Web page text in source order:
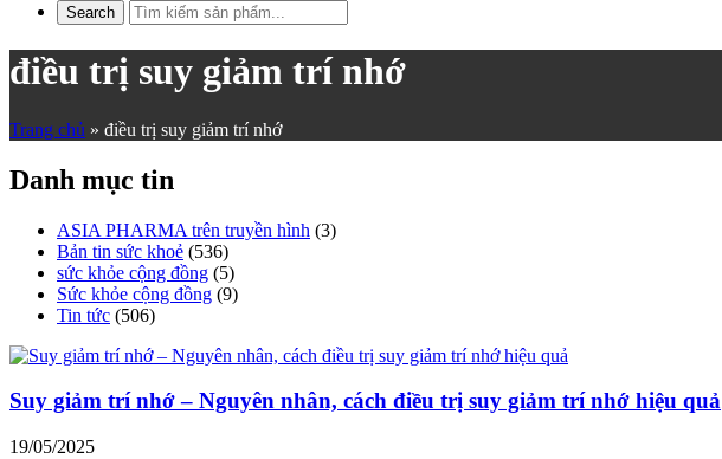
điều trị suy giảm trí nhớ
Trang chủ » điều trị suy giảm trí nhớ
Danh mục tin
ASIA PHARMA trên truyền hình (3)
Bản tin sức khoẻ (536)
sức khỏe cộng đồng (5)
Sức khỏe cộng đồng (9)
Tin tức (506)
Suy giảm trí nhớ – Nguyên nhân, cách điều trị suy giảm trí nhớ hiệu quả
19/05/2025